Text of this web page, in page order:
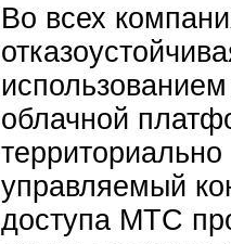
Во всех
облачной
управляемый
доступа МТС